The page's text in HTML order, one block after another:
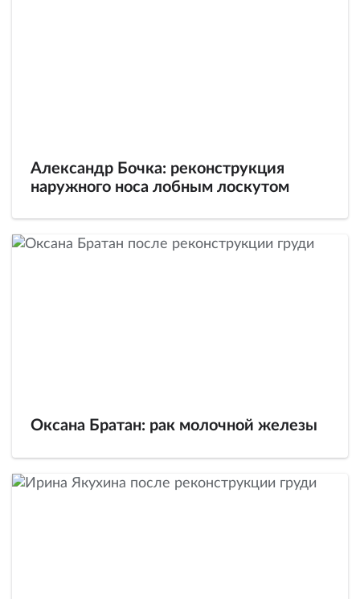
Александр Бочка: реконструкция
наружного носа лобным лоскутом
Оксана Братан: рак молочной железы